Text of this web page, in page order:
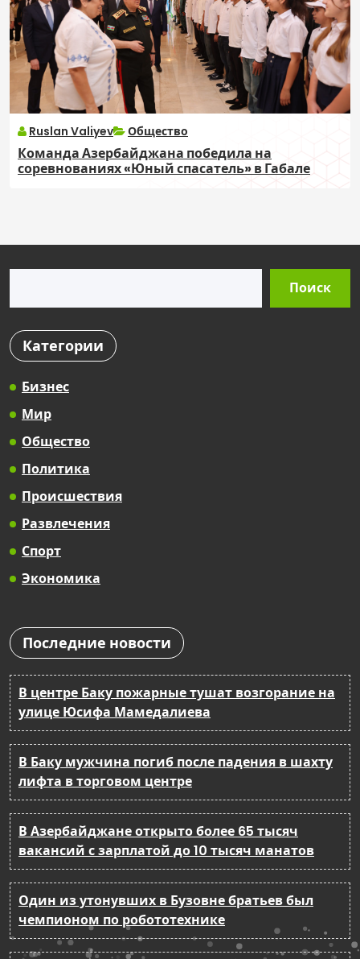
Ruslan Valiyev Общество
Команда Азербайджана победила на
соревнованиях «Юный спасатель» в Габале
Поиск
Категории
Бизнес
Мир
Общество
Политика
Происшествия
Развлечения
Спорт
Экономика
Последние новости
В центре Баку пожарные тушат возгорание на
улице Юсифа Мамедалиева
В Баку мужчина погиб после падения в шахту
лифта в торговом центре
В Азербайджане открыто более 65 тысяч
вакансий с зарплатой до 10 тысяч манатов
Один из утонувших в Бузовне братьев был
чемпионом по робототехнике